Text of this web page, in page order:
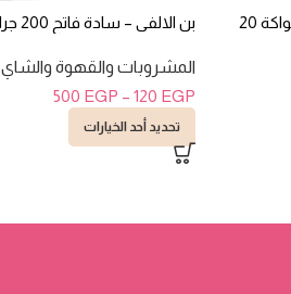
احمد تى – شاى سليكشن بكوكتيل فواكة 20
بن الالفى – سادة فاتح 200 جرام
المشروبات والقهوة والشاي
120 EGP
–
500 EGP
تحديد أحد الخيارات